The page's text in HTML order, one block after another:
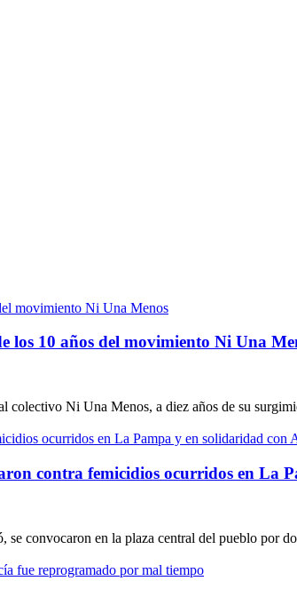
los 10 años del movimiento Ni Una
colectivo Ni Una Menos, a diez años de su
contra femicidios ocurridos en La
convocaron en la plaza central del pueblo por